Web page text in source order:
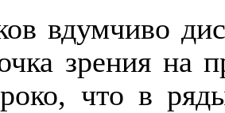
вдумчиво
зрения на
что в